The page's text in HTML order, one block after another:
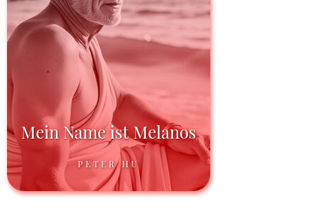
Mein Name ist Melanos
PETER HU